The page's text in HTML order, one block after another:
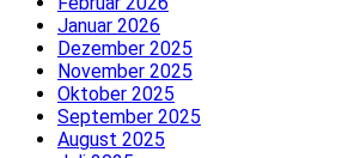
Januar 2026
Dezember 2025
November 2025
Oktober 2025
September 2025
August 2025